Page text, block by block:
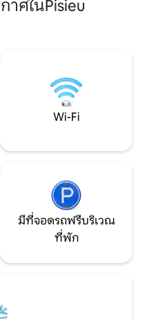
และ
ภูมิภาคของเรา ลีย
ไม่มีผ้าขนหนู
ศในPisieu
Wi-Fi
มีที่จอดรถฟรีบริเวณ
ที่พัก